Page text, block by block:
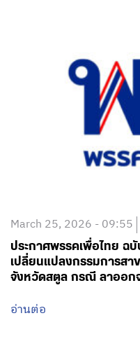
March 25, 2026 - 09:55
ประกาศพรรคเพื่อไทย ฉ
เปลี่ยนแปลงกรรมการส
จังหวัดสตูล กรณี ลาออก
อ่านต่อ